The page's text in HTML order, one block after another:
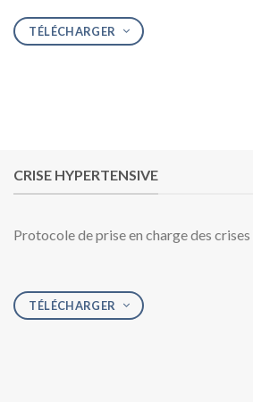
TÉLÉCHARGER
CRISE HYPERTENSIVE
Protocole de prise en charge des
TÉLÉCHARGER